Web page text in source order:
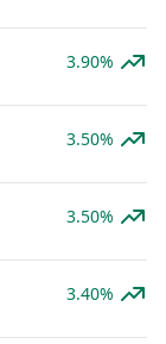
3.90%
3.50%
3.50%
3.40%